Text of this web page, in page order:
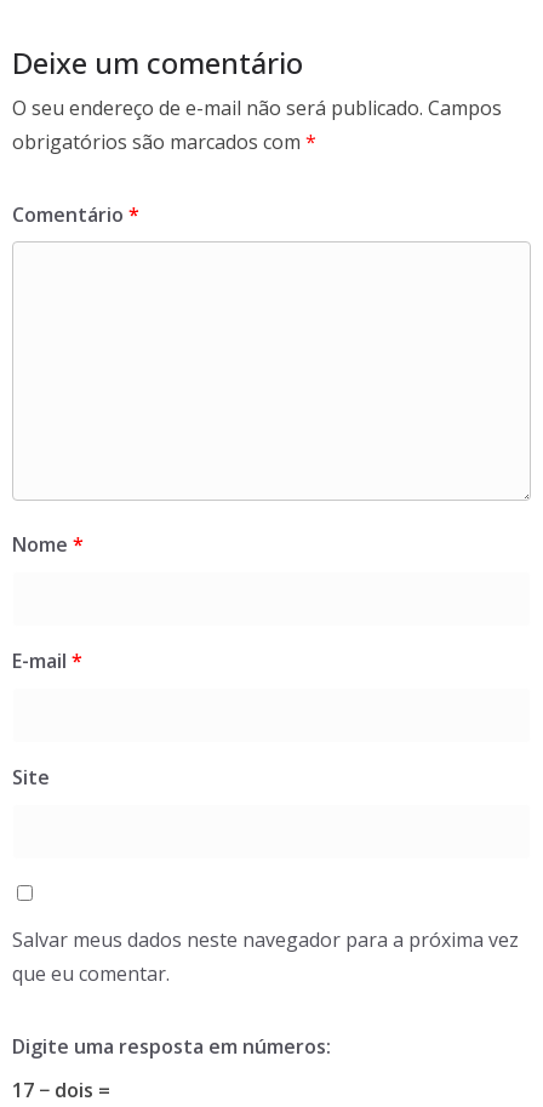
k
Deixe um comentário
O seu endereço de e-mail não será publicado. Campos
obrigatórios são marcados com *
Comentário *
Nome *
E-mail *
Site
Salvar meus dados neste navegador para a próxima vez
que eu comentar.
Digite uma resposta em números:
17 − dois =